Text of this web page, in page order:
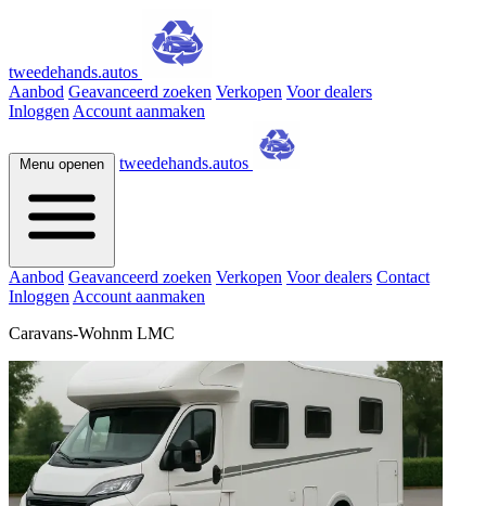
tweedehands.autos
Aanbod Geavanceerd zoeken Verkopen Voor dealers
Inloggen Account aanmaken
Menu openen tweedehands.autos
Aanbod Geavanceerd zoeken Verkopen Voor dealers Contact
Inloggen Account aanmaken
Caravans-Wohnm LMC